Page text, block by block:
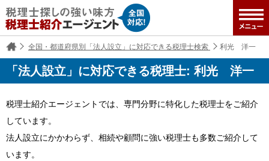
全国・都道府県別「法人設立」に対応できる税理士検索 利光 洋一
「法人設立」に対応できる税理士: 利光 洋一
税理士紹介エージェントでは、専門分野に特化した税理士をご紹介
しています。
法人設立にかかわらず、相続や顧問に強い税理士も多数ご紹介して
います。